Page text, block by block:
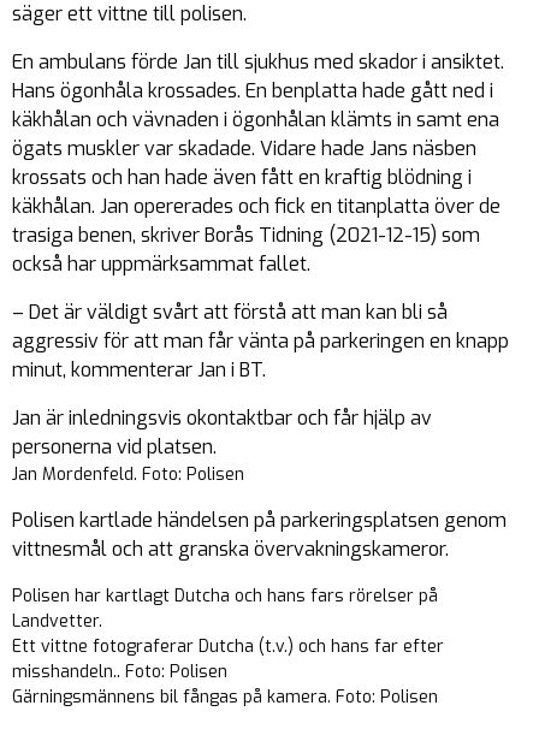
säger ett vittne till polisen.
En ambulans förde Jan till sjukhus med skador i ansiktet.
Hans ögonhåla krossades. En benplatta hade gått ned i
käkhålan och vävnaden i ögonhålan klämts in samt ena
ögats muskler var skadade. Vidare hade Jans näsben
krossats och han hade även fått en kraftig blödning i
käkhålan. Jan opererades och fick en titanplatta över de
trasiga benen, skriver Borås Tidning (2021-12-15) som
också har uppmärksammat fallet.
– Det är väldigt svårt att förstå att man kan bli så
aggressiv för att man får vänta på parkeringen en knapp
minut, kommenterar Jan i BT.
Jan är inledningsvis okontaktbar och får hjälp av
personerna vid platsen.
Jan Mordenfeld. Foto: Polisen
Polisen kartlade händelsen på parkeringsplatsen genom
vittnesmål och att granska övervakningskameror.
Polisen har kartlagt Dutcha och hans fars rörelser på
Landvetter.
Ett vittne fotograferar Dutcha (t.v.) och hans far efter
misshandeln.. Foto: Polisen
Gärningsmännens bil fångas på kamera. Foto: Polisen